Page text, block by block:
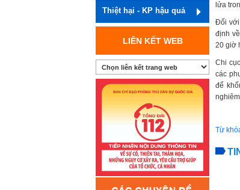
Thiệt hại - KP hậu quả
LIÊN KẾT WEB
lửa
Đối với
định
20 giờ
Chi
các
để
Từ